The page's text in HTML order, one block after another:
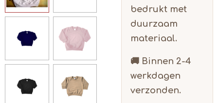
bedrukt met
duurzaam
materiaal.
🚚 Binnen 2-4
werkdagen
verzonden.